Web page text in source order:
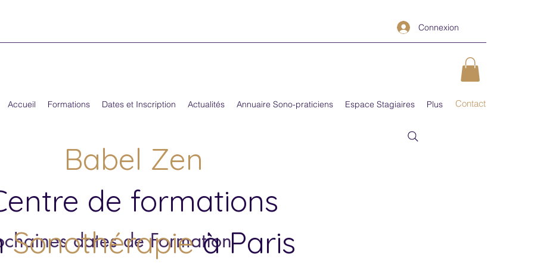
Connexion
Accueil Formations Dates et Inscription Actualités Annuaire Sono-praticiens Espace Stagiaires Plus Contact
Babel Zen
de formations
Sonothérapieà Paris
dates de Formation